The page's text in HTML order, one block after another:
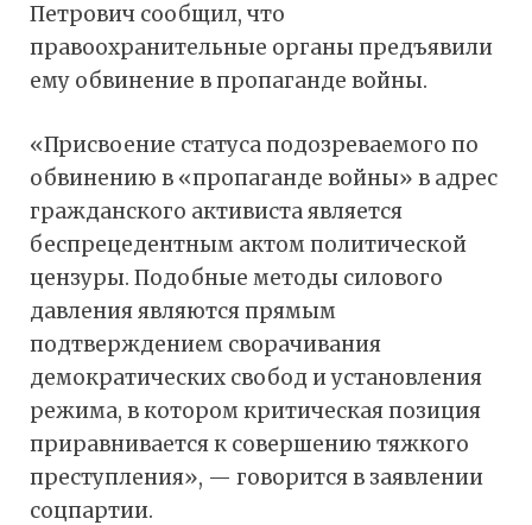
Петрович сообщил, что
правоохранительные органы предъявили
ему обвинение в пропаганде войны.
«Присвоение статуса подозреваемого по
обвинению в «пропаганде войны» в адрес
гражданского активиста является
беспрецедентным актом политической
цензуры. Подобные методы силового
давления являются прямым
подтверждением сворачивания
демократических свобод и установления
режима, в котором критическая позиция
приравнивается к совершению тяжкого
преступления», — говорится в заявлении
соцпартии.